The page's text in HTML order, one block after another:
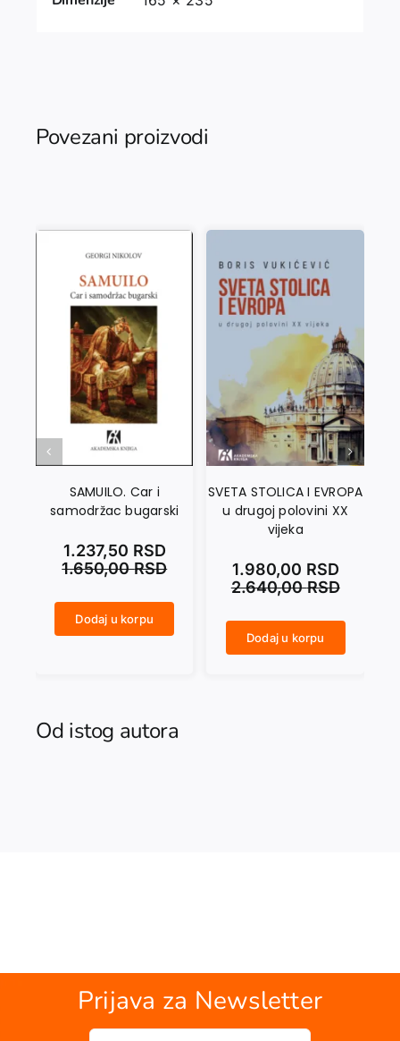
Povezani proizvodi
SAMUILO. Car i
samodržac bugarski
1.650,00RSD
1.237,50 RSD
Dodaj u korpu
SVETA STOLICA I EVROPA
u drugoj polovini XX
vijeka
2.640,00RSD
1.980,00 RSD
Dodaj u korpu
Od istog autora
Prijava za Newsletter